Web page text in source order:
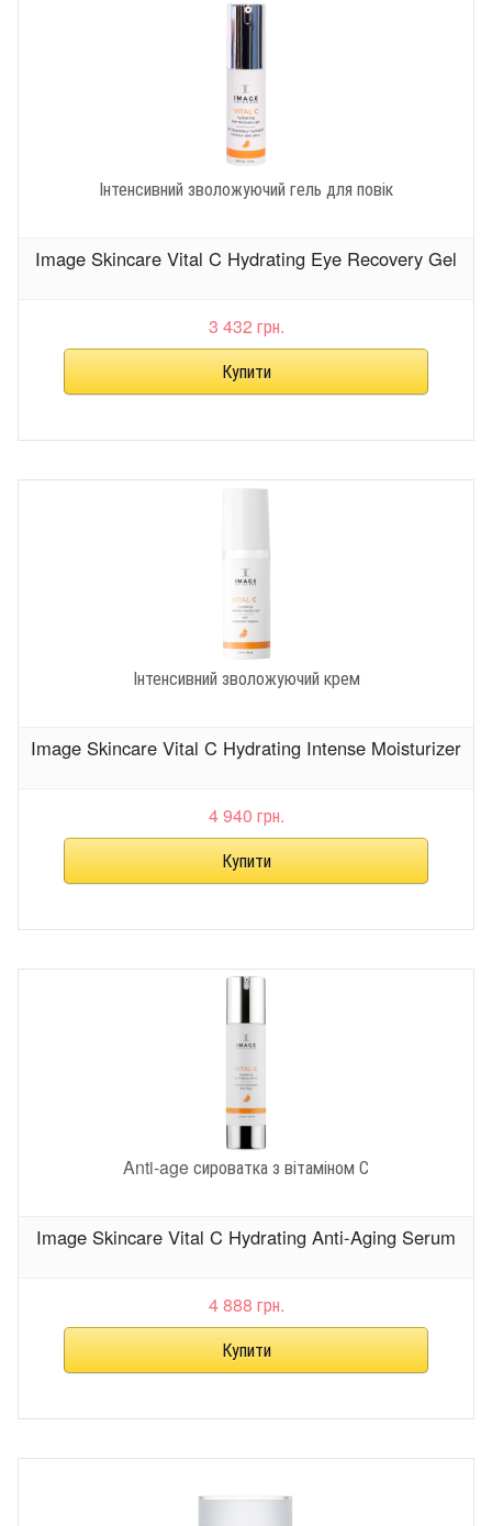
Інтенсивний зволожуючий гель для повік
Image Skincare Vital C Hydrating Eye Recovery Gel
3 432 грн.
Інтенсивний зволожуючий крем
Image Skincare Vital C Hydrating Intense Moisturizer
4 940 грн.
Anti-age сироватка з вітаміном С
Image Skincare Vital C Hydrating Anti-Aging Serum
4 888 грн.